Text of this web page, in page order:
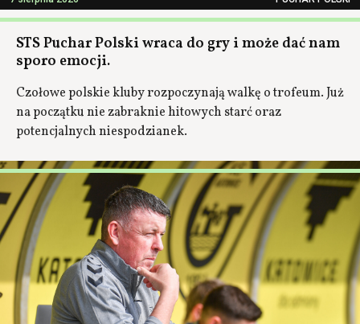
STS Puchar Polski wraca do gry i może dać nam
sporo emocji.
Czołowe polskie kluby rozpoczynają walkę o trofeum. Już
na początku nie zabraknie hitowych starć oraz
potencjalnych niespodzianek.